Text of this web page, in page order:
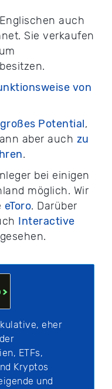
auch
Sie verkaufen
von
großes Potential,
aber auch zu
.
bei einigen
möglich. Wir
eToro. Darüber
Interactive
eher
ETFs,
Kryptos
und